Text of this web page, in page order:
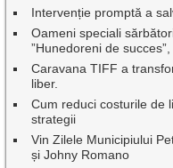
Intervenție promptă a
Oameni speciali
”Hunedoreni de
Caravana TIFF a
liber.
Cum reduci costurile de
strategii
Vin Zilele Municipiului
și Johny Romano